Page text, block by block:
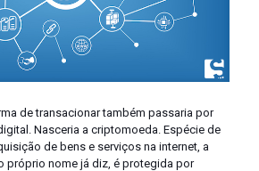
de transacionar também passaria por
Nasceria a criptomoeda. Espécie de
de bens e serviços na internet, a
próprio nome já diz, é protegida por